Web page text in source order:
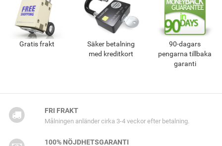
Gratis frakt
Säker betalning
med kreditkort
90-dagars
pengarna tillbaka
garanti
FRI FRAKT
Målningen anländer cirka 3-4 veckor efter betalning.
100% NÖJDHETSGARANTI